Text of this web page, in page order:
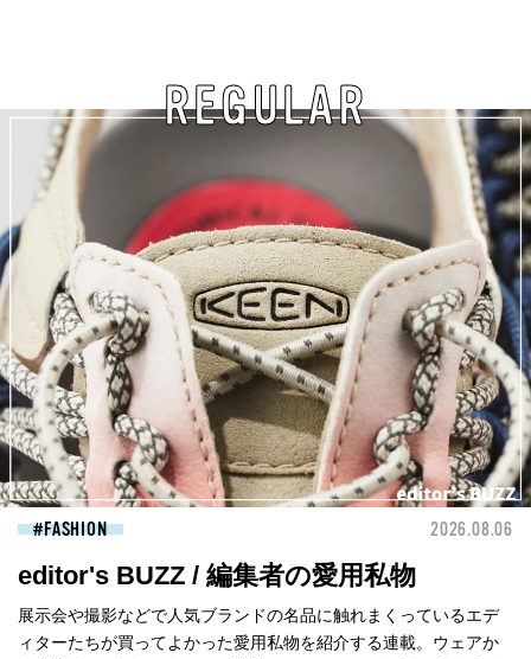
REGULAR
FASHION 2026.08.06
editor's BUZZ / 編集者の愛用私物
展示会や撮影などで人気ブランドの名品に触れまくっているエデ
ィターたちが買ってよかった愛用私物を紹介する連載。ウェアか